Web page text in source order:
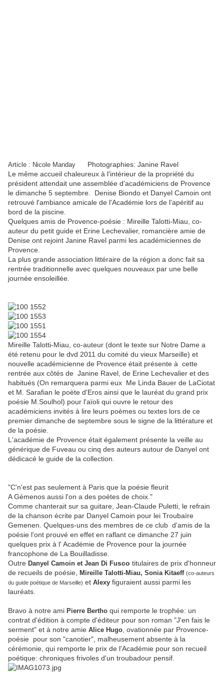
Article : Nicole Manday Photographies: Janine Ravel
Le même accueil chaleureux à l'intérieur de la propriété du
président attendait une assemblée d'académiciens de Provence
le dimanche 5 septembre. Denise Biondo et Danyel Camoin ont
retrouvé l'ambiance amicale de l'Académie lors de l'apéritif au
bord de la piscine.
Quelques amis de Provence-poésie : Mireille Talotti-Miau, co-
auteur du petit guide et Erine Lechevalier, romancière amie de
Denise ont rejoint Janine Ravel parmi les académiciennes de
Provence.
La plus grande association littéraire de la région a donc fait sa
rentrée traditionnelle avec quelques nouveaux par une belle
journée ensoleillée.
Mireille Talotti-Miau, co-auteur (dont le texte sur Notre Dame a
été retenu pour le dvd 2011 du comité du vieux Marseille) et
nouvelle académicienne de Provence était présente à cette
rentrée aux côtés de Janine Ravel, de Erine Lechevalier et des
habitués (On remarquera parmi eux Me Linda Bauer de LaCiotat
et M. Sarafian le poète d'Eros ainsi que le lauréat du grand prix
poésie M.Soulhol) pour l'aïoli qui ouvre le retour des
académiciens invités à lire leurs poèmes ou textes lors de ce
premier dimanche de septembre sous le signe de la littérature et
de la poésie.
L'académie de Provence était également présente la veille au
générique de Fuveau ou cinq des auteurs autour de Danyel ont
dédicacé le guide de la collection.
"C'n'est pas seulement à Paris que la poésie fleurit
A Gémenos aussi l'on a des poètes de choix."
Comme chanterait sur sa guitare, Jean-Claude Puletti, le refrain
de la chanson écrite par Danyel Camoin pour lei Troubaïre
Gemenen. Quelques-uns des membres de ce club d'amis de la
poésie l'ont prouvé en effet en raflant ce dimanche 27 juin
quelques prix à l' Académie de Provence pour la journée
francophone de La Bouilladisse.
Outre Danyel Camoin et Jean Di Fusco titulaires de prix d'honneur
de recueils de poésie, Mireille Talotti-Miau, Sonia Kitaeff (co-auteurs
du guide poétique de Marseille) et Alexy figuraient aussi parmi les
lauréats.
Bravo à notre ami Pierre Bertho qui remporte le trophée: un
contrat d'édition à compte d'éditeur pour son roman "J'en fais le
serment" et à notre amie Alice Hugo, ovationnée par Provence-
poésie pour son "canotier", malheusement absente à la
cérémonie, qui remporte le prix de l'Académie pour son recueil
poétique: chroniques frivoles d'un troubadour pensif.